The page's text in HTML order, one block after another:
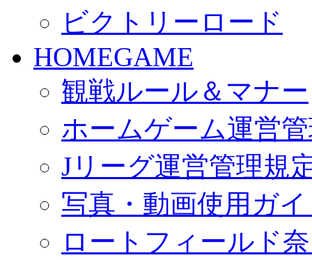
ビクトリーロード
HOMEGAME
観戦ルール＆マナー
ホームゲーム運営
Jリーグ運営管理規
写真・動画使用ガ
ロートフィールド